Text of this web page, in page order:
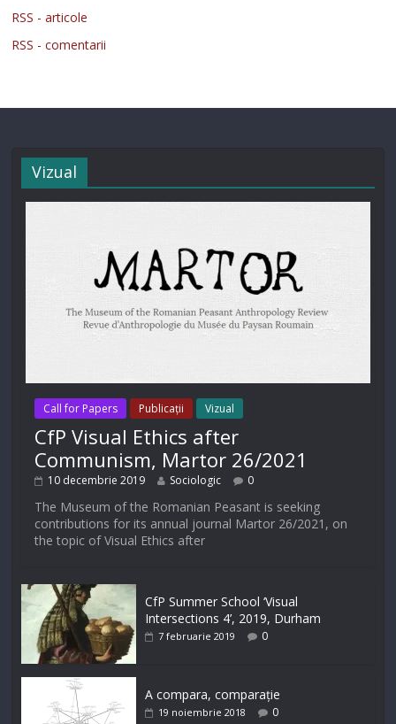
RSS - articole
RSS - comentarii
Vizual
Call for Papers Publicații Vizual
CfP Visual Ethics after
Communism, Martor 26/2021
10 decembrie 2019 Sociologic 0
The Museum of the Romanian Peasant is seeking
contributions for its annual journal Martor 26/2021, on
the topic of Visual Ethics after
CfP Summer School ‘Visual
Intersections 4’, 2019, Durham
7 februarie 2019 0
A compara, comparație
19 noiembrie 2018 0